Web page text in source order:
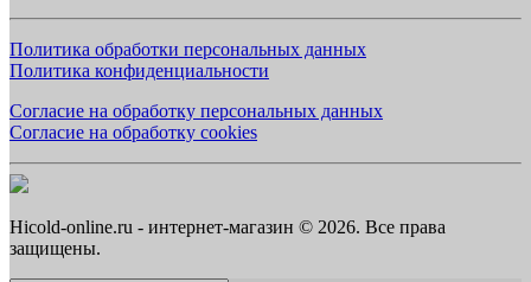
Политика обработки персональных данных
Политика конфиденциальности
Согласие на обработку персональных данных
Согласие на обработку cookies
Hicold-online.ru - интернет-магазин © 2026. Все права
защищены.